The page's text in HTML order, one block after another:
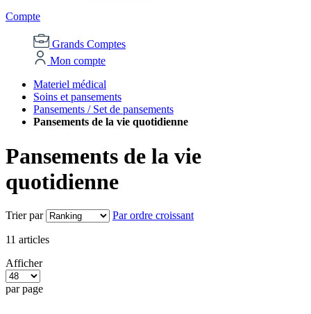
Compte
Grands Comptes
Mon compte
Materiel médical
Soins et pansements
Pansements / Set de pansements
Pansements de la vie quotidienne
Pansements de la vie
quotidienne
Trier par Par ordre croissant
11 articles
Afficher
par page